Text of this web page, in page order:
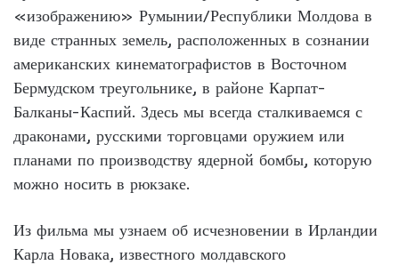
«изображению» Румынии/Республики Молдова в
виде странных земель, расположенных в сознании
американских кинематографистов в Восточном
Бермудском треугольнике, в районе Карпат-
Балканы-Каспий. Здесь мы всегда сталкиваемся с
драконами, русскими торговцами оружием или
планами по производству ядерной бомбы, которую
можно носить в рюкзаке.
Из фильма мы узнаем об исчезновении в Ирландии
Карла Новака, известного молдавского